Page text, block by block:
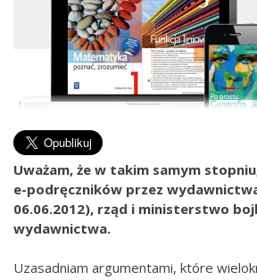
Uważam, że w takim samym
e-podręczników przez
06.06.2012), rząd i ministerstwo
wydawnictwa.
Uzasadniam argumentami, które